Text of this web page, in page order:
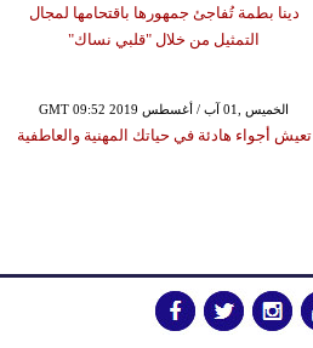
دينا بطمة تُفاجئ جمهورها باقتحامها لمجال
التمثيل من خلال "قلبي نساك"
GMT 09:52 2019 الخميس ,01 آب / أغسطس
تعيش أجواء هادئة في حياتك المهنية والعاطفية